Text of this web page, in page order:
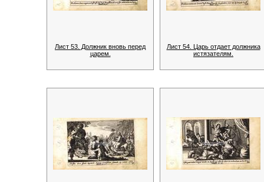
Лист 53. Должник вновь перед
царем.
Лист 54. Царь отдает должника
истязателям.